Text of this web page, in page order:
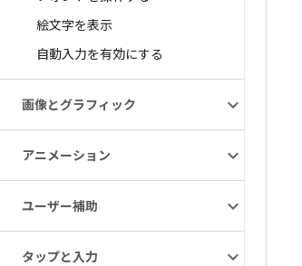
絵文字を表示
自動入力を有効にする
画像とグラフィック
アニメーション
ユーザー補助
タップと入力